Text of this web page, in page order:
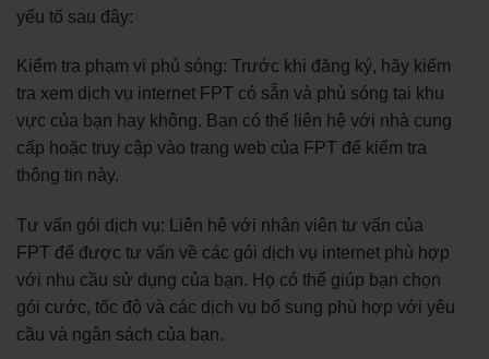
yếu tố sau đây:
Kiểm tra phạm vi phủ sóng: Trước khi đăng ký, hãy kiểm
tra xem dịch vụ internet FPT có sẵn và phủ sóng tại khu
vực của bạn hay không. Bạn có thể liên hệ với nhà cung
cấp hoặc truy cập vào trang web của FPT để kiểm tra
thông tin này.
Tư vấn gói dịch vụ: Liên hệ với nhân viên tư vấn của
FPT để được tư vấn về các gói dịch vụ internet phù hợp
với nhu cầu sử dụng của bạn. Họ có thể giúp bạn chọn
gói cước, tốc độ và các dịch vụ bổ sung phù hợp với yêu
cầu và ngân sách của bạn.